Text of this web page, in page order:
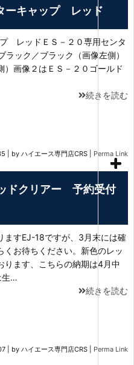
ーキャップ レッド
レッドＥＳ－２０専用センタ
ック／ブラック（画像左側）
）画像２はＥＳ－２０ゴールド
続きを読む
by ハイエース専門店CRS Perma Link
クリアー 予約受付
ますEJ-18ですが、3月末には確
お待ちください。新色のレッ
ります、こちらの納期は4月中
生…
続きを読む
by ハイエース専門店CRS Perma Link